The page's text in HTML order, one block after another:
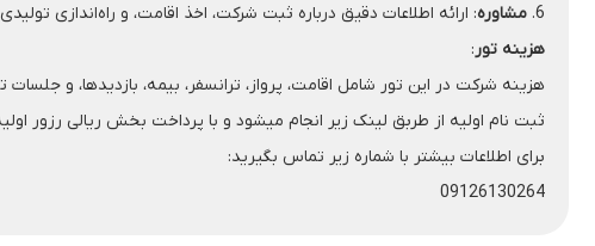
6. مشاوره: ارائه اطلاعات دقیق درباره ثبت شرکت، اخذ اقامت، و راه‌اندازی
هزینه تور :
هزینه شرکت در این تور شامل اقامت، پرواز، ترانسفر، بیمه، بازدیدها، و جلسات تخصصی می‌شود.
ثبت نام اولیه از طربق لینک زیر انجام میشود و با پرداخت بخش ریالی رزور اولیه شما انجام میشود و بخش
برای اطلاعات بیشتر با شماره زیر تماس بگیرید:
09126130264